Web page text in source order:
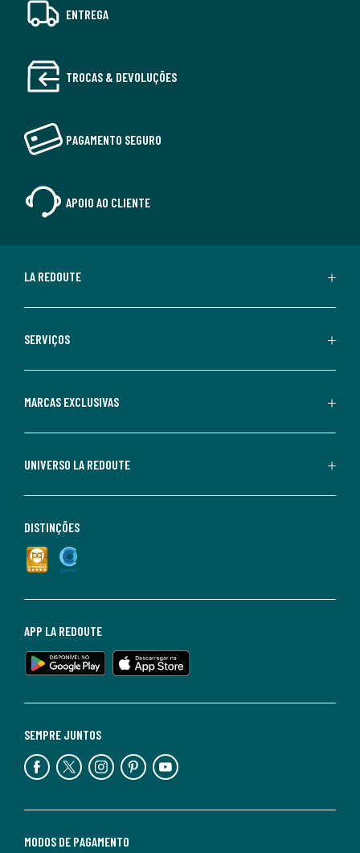
ENTREGA
TROCAS & DEVOLUÇÕES
PAGAMENTO SEGURO
APOIO AO CLIENTE
LA REDOUTE
SERVIÇOS
MARCAS EXCLUSIVAS
UNIVERSO LA REDOUTE
MODOS DE PAGAMENTO
SEMPRE JUNTOS
APP LA REDOUTE
DISTINÇÕES